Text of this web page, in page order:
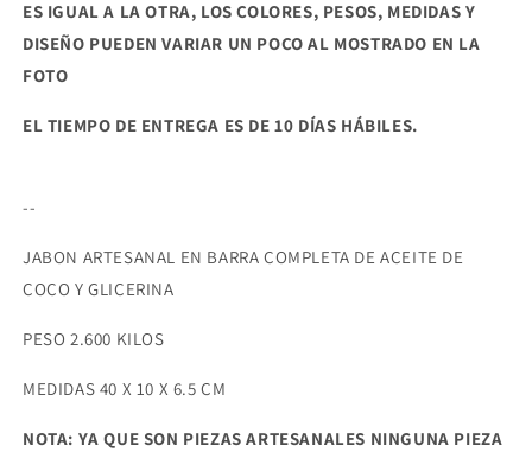
ES IGUAL A LA OTRA, LOS COLORES, PESOS, MEDIDAS Y
DISEÑO PUEDEN VARIAR UN POCO AL MOSTRADO EN LA
FOTO
EL TIEMPO DE ENTREGA ES DE 10 DÍAS HÁBILES.
--
JABON ARTESANAL EN BARRA COMPLETA DE ACEITE DE
COCO Y GLICERINA
PESO 2.600 KILOS
MEDIDAS 40 X 10 X 6.5 CM
NOTA: YA QUE SON PIEZAS ARTESANALES NINGUNA PIEZA